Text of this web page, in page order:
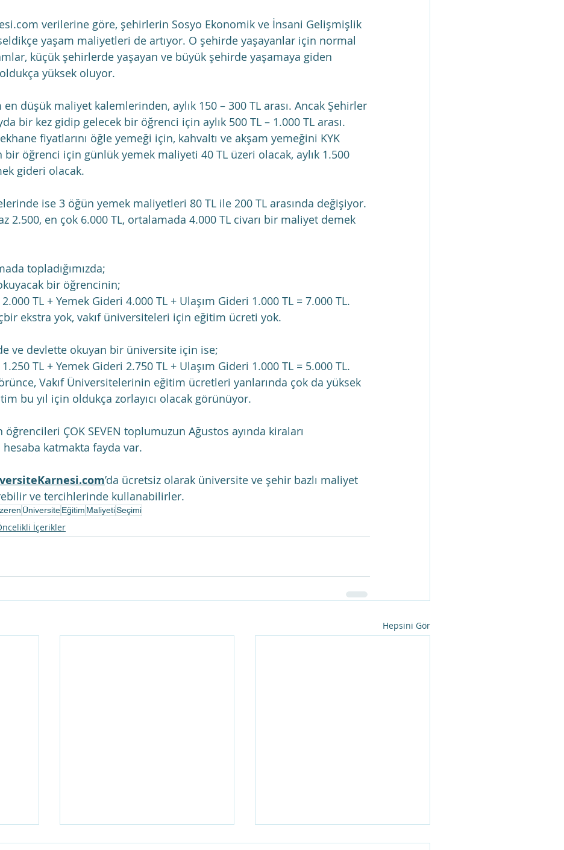
verilerine göre, şehirlerin Sosyo Ekonomik ve İnsani Gelişmişlik
yaşam maliyetleri de artıyor. O şehirde yaşayanlar için normal
küçük şehirlerde yaşayan ve büyük şehirde yaşamaya giden
yüksek oluyor.
en düşük maliyet kalemlerinden, aylık 150 – 300 TL arası. Ancak Şehirler
bir kez gidip gelecek bir öğrenci için aylık 500 TL – 1.000 TL arası.
fiyatlarını öğle yemeği için, kahvaltı ve akşam yemeğini KYK
öğrenci için günlük yemek maliyeti 40 TL üzeri olacak, aylık 1.500
gideri olacak.
ise 3 öğün yemek maliyetleri 80 TL ile 200 TL arasında değişiyor.
2.500, en çok 6.000 TL, ortalamada 4.000 TL civarı bir maliyet demek
topladığımızda;
bir öğrencinin;
TL + Yemek Gideri 4.000 TL + Ulaşım Gideri 1.000 TL = 7.000 TL.
ekstra yok, vakıf üniversiteleri için eğitim ücreti yok.
ve devlette okuyan bir üniversite için ise;
TL + Yemek Gideri 2.750 TL + Ulaşım Gideri 1.000 TL = 5.000 TL.
Vakıf Üniversitelerinin eğitim ücretleri yanlarında çok da yüksek
bu yıl için oldukça zorlayıcı olacak görünüyor.
öğrencileri ÇOK SEVEN toplumuzun Ağustos ayında kiraları
hesaba katmakta fayda var.
’da ücretsiz olarak üniversite ve şehir bazlı maliyet
ve tercihlerinde kullanabilirler.
ÜniversiteEğitim MaliyetiSeçimi
İçerikler
Hepsini Gör